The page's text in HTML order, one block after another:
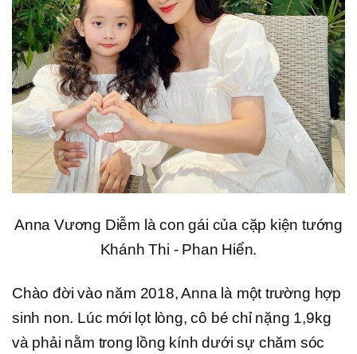
Anna Vương Diễm là con gái của cặp kiện tướng
Khánh Thi - Phan Hiển.
Chào đời vào năm 2018, Anna là một trường hợp
sinh non. Lúc mới lọt lòng, cô bé chỉ nặng 1,9kg
và phải nằm trong lồng kính dưới sự chăm sóc